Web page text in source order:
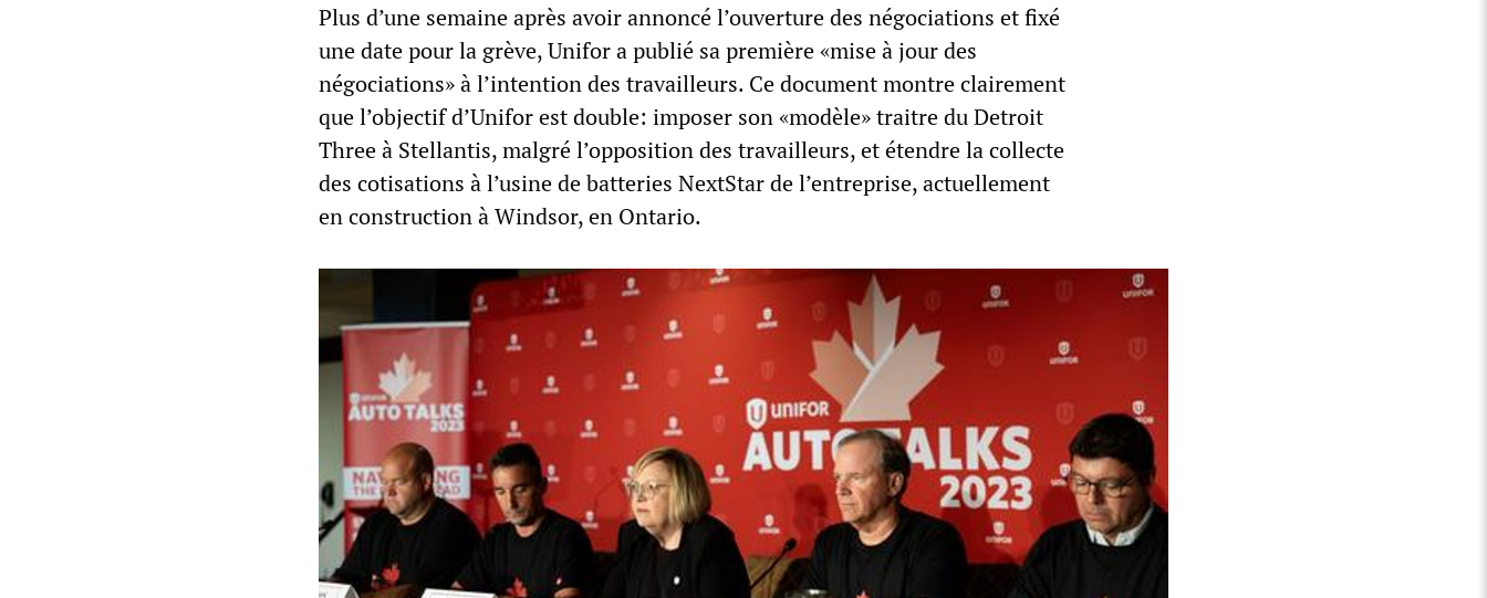
Plus d’une semaine après avoir annoncé l’ouverture des négociations et fixé
une date pour la grève, Unifor a publié sa première «mise à jour des
négociations» à l’intention des travailleurs. Ce document montre clairement
que l’objectif d’Unifor est double: imposer son «modèle» traitre du Detroit
Three à Stellantis, malgré l’opposition des travailleurs, et étendre la collecte
des cotisations à l’usine de batteries NextStar de l’entreprise, actuellement
en construction à Windsor, en Ontario.